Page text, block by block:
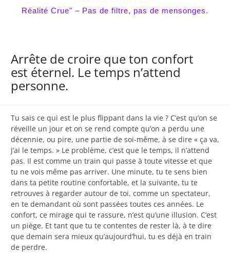
Réalité Crue" – Pas de filtre, pas de mensonges.
Arrête de croire que ton confort
est éternel. Le temps n’attend
personne.
Tu sais ce qui est le plus flippant dans la vie ? C’est qu’on se
réveille un jour et on se rend compte qu’on a perdu une
décennie, ou pire, une partie de soi-même, à se dire « ça va,
j’ai le temps. » Le problème, c’est que le temps, il n’attend
pas. Il est comme un train qui passe à toute vitesse et que
tu ne vois même pas arriver. Une minute, tu te sens bien
dans ta petite routine confortable, et la suivante, tu te
retrouves à regarder autour de toi, comme un spectateur,
en te demandant où sont passées toutes ces années. Le
confort, ce mirage qui te rassure, n’est qu’une illusion. C’est
un piège. Et tant que tu te contentes de rester là, à te dire
que demain sera mieux qu’aujourd’hui, tu es déjà en train
de perdre.